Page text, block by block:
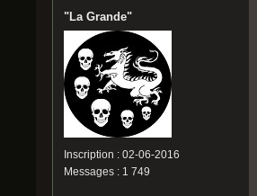
"La Grande"
Inscription : 02-06-2016
Messages : 1 749